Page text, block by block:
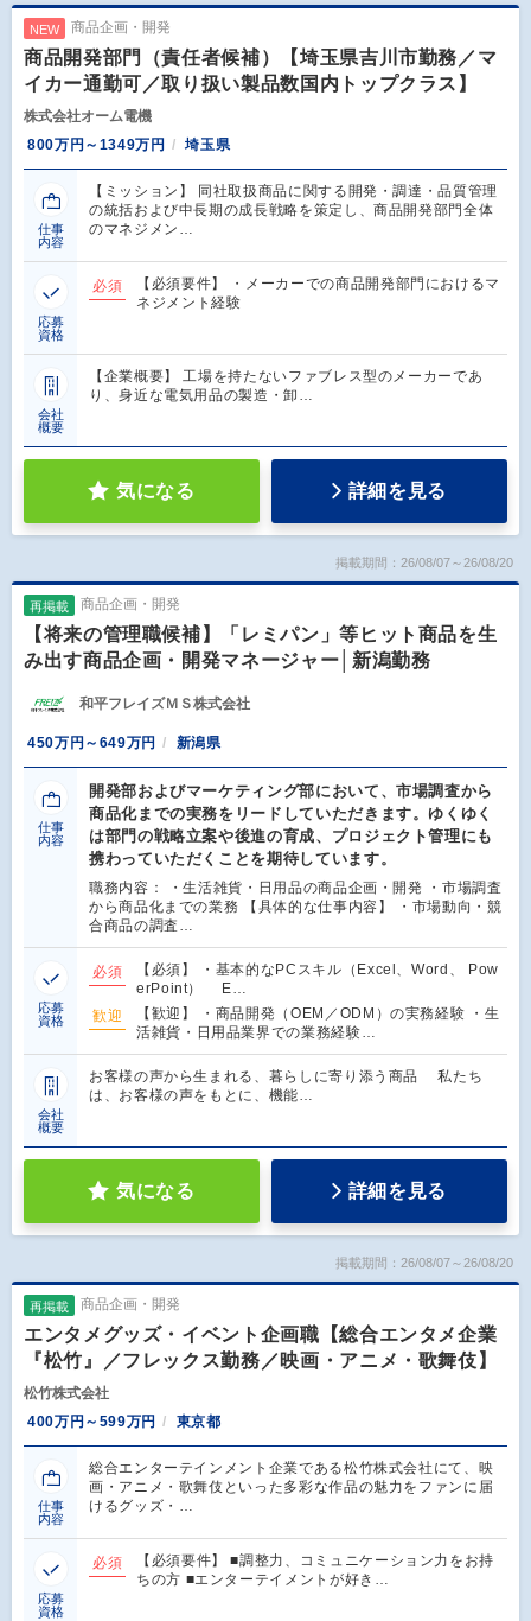
NEW 商品企画・開発
商品開発部門（責任者候補）【埼玉県吉川市勤務／マ
イカー通勤可／取り扱い製品数国内トップクラス】
株式会社オーム電機
800万円～1349万円
埼玉県
仕事
内容
【ミッション】 同社取扱商品に関する開発・調達・品質管理
の統括および中長期の成長戦略を策定し、商品開発部門全体
のマネジメン…
応募
資格
必須
【必須要件】 ・メーカーでの商品開発部門におけるマ
ネジメント経験
会社
概要
【企業概要】 工場を持たないファブレス型のメーカーであ
り、身近な電気用品の製造・卸…
気になる 詳細を見る
掲載期間：26/08/07～26/08/20
再掲載 商品企画・開発
【将来の管理職候補】「レミパン」等ヒット商品を生
み出す商品企画・開発マネージャー│新潟勤務
和平フレイズＭＳ株式会社
450万円～649万円 新潟県
仕事
内容
開発部およびマーケティング部において、市場調査から
商品化までの実務をリードしていただきます。ゆくゆく
は部門の戦略立案や後進の育成、プロジェクト管理にも
携わっていただくことを期待しています。
職務内容： ・生活雑貨・日用品の商品企画・開発 ・市場調査
から商品化までの業務 【具体的な仕事内容】 ・市場動向・競
合商品の調査…
応募
資格
必須
【必須】 ・基本的なPCスキル（Excel、Word、 Pow
erPoint） E…
歓迎
【歓迎】 ・商品開発（OEM／ODM）の実務経験 ・生
活雑貨・日用品業界での業務経験…
会社
概要
お客様の声から生まれる、暮らしに寄り添う商品 私たち
は、お客様の声をもとに、機能…
気になる 詳細を見る
掲載期間：26/08/07～26/08/20
再掲載 商品企画・開発
エンタメグッズ・イベント企画職【総合エンタメ企業
『松竹』／フレックス勤務／映画・アニメ・歌舞伎】
松竹株式会社
400万円～599万円
東京都
仕事
内容
総合エンターテインメント企業である松竹株式会社にて、映
画・アニメ・歌舞伎といった多彩な作品の魅力をファンに届
けるグッズ・…
応募
資格
必須
【必須要件】 ■調整力、コミュニケーション力をお持
ちの方 ■エンターテイメントが好き…